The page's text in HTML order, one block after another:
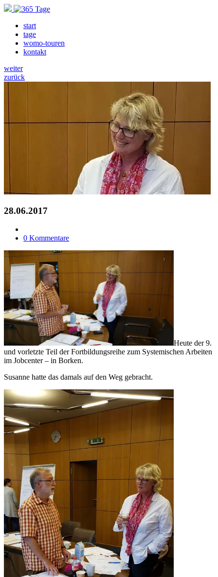
start
tage
womo-touren
kontakt
weiter
zurück
28.06.2017
0 Kommentare
Heute der 9.
und vorletzte Teil der Fortbildungsreihe zum Systemischen Arbeiten
im Jobcenter – in Borken.
Susanne hatte das damals auf den Weg gebracht.